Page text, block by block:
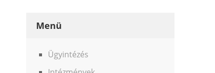
Menü
Ügyintézés